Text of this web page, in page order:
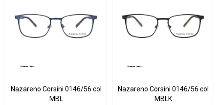
Nazareno Corsini 0146/56 col
MBL
Nazareno Corsini 0146/56 col
MBLK